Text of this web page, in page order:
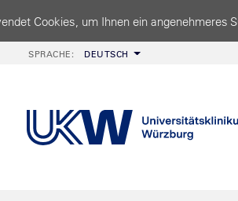
Cookies, um Ihnen ein angenehmeres
SPRACHE: DEUTSCH